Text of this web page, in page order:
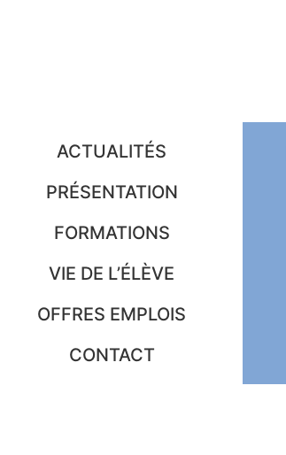
ACTUALITÉS
PRÉSENTATION
FORMATIONS
VIE DE L’ÉLÈVE
OFFRES EMPLOIS
CONTACT